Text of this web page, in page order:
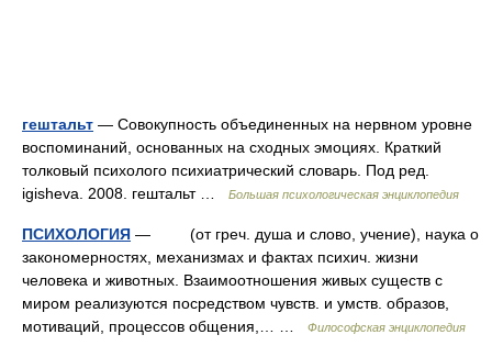
гештальт — Совокупность объединенных на нервном уровне
воспоминаний, основанных на сходных эмоциях. Краткий
толковый психолого психиатрический словарь. Под ред.
igisheva. 2008. гештальт …
Большая психологическая энциклопедия
ПСИХОЛОГИЯ — (от греч. душа и слово, учение), наука о
закономерностях, механизмах и фактах психич. жизни
человека и животных. Взаимоотношения живых существ с
миром реализуются посредством чувств. и умств. образов,
мотиваций, процессов общения,… …
Философская энциклопедия